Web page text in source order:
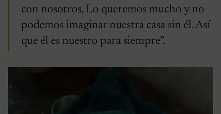
con nosotros, Lo queremos mucho y no
podemos imaginar nuestra casa sin él. Así
que él es nuestro para siempre”.